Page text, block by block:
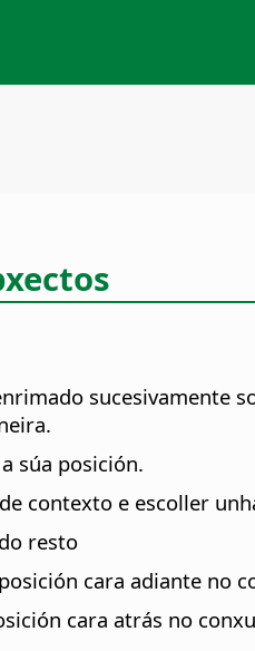
súa posición.
contexto e escoller
resto
cara adiante no
cara atrás no